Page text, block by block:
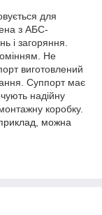
для
з АБС-
і загоряння.
Не
виготовлений
Суппорт має
надійну
коробку.
можна